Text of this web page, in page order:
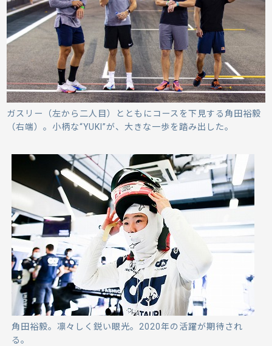
ガスリー（左から二人目）とともにコースを下見する角田裕毅
（右端）。小柄な“YUKI”が、大きな一歩を踏み出した。
角田裕毅。凛々しく鋭い眼光。2020年の活躍が期待され
る。